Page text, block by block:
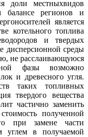
доли местныхвидов
балансе регионов и
является
котельного топлива
и твердых
дисперсионной среды
не расслаивающуюся
фазы возможно
и древесного угля.
таких топливных
твердого вещества
частично заменить
полученной
при замене части
углем в получаемой